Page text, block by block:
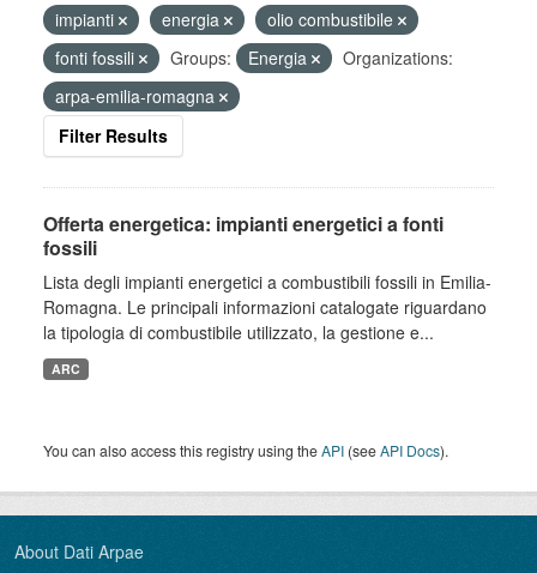
impianti
energia
olio combustibile
fonti fossili
Groups: Energia
Organizations:
arpa-emilia-romagna
Filter Results
Offerta energetica: impianti energetici a fonti
fossili
Lista degli impianti energetici a combustibili fossili in Emilia-
Romagna. Le principali informazioni catalogate riguardano
la tipologia di combustibile utilizzato, la gestione e...
ARC
You can also access this registry using theAPI (seeAPI Docs).
About Dati Arpae